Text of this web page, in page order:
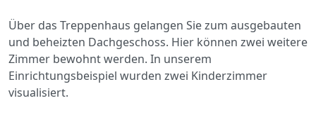
Über das Treppenhaus gelangen Sie zum ausgebauten
und beheizten Dachgeschoss. Hier können zwei weitere
Zimmer bewohnt werden. In unserem
Einrichtungsbeispiel wurden zwei Kinderzimmer
visualisiert.